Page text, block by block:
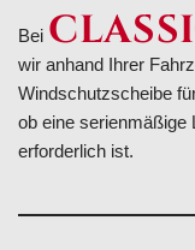
Bei
wir anhand Ihrer
Windschutzscheibe
ob eine serienmäßige
erforderlich ist.